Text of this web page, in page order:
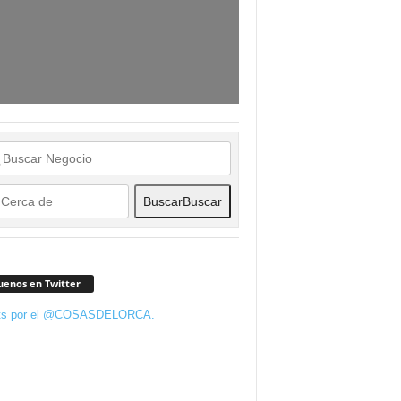
BuscarBuscar
en Twitter
por el @COSASDELORCA.